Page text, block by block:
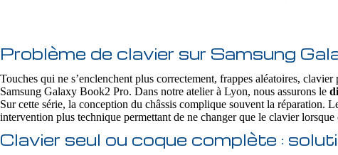
Problème de clavier sur Samsung
Touches qui ne s’enclenchent plus correctement, frappes aléatoires,
Samsung Galaxy Book2 Pro. Dans notre atelier à Lyon, nous assurons le
Sur cette série, la conception du châssis complique souvent la réparation.
intervention plus technique permettant de ne changer que le clavier lorsque
Clavier seul ou coque complète :